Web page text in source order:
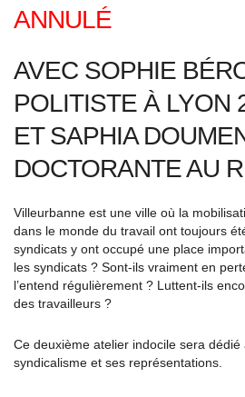
ANNULÉ
AVEC SOPHIE
POLITISTE À LYON
ET SAPHIA
DOCTORANTE AU
Villeurbanne est une ville où la
dans le monde du travail ont toujours
syndicats y ont occupé une place
les syndicats ? Sont-ils vraiment en
l’entend régulièrement ? Luttent-ils
des travailleurs ?
Ce deuxième atelier indocile sera
syndicalisme et ses représentations.